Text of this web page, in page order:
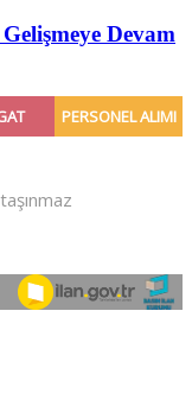
Devam